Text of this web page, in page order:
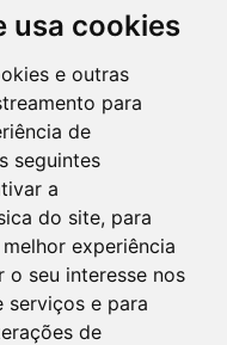
usa cookies
e outras
para
de
seguintes
a
do site, para
experiência
o seu interesse nos
serviços e para
de